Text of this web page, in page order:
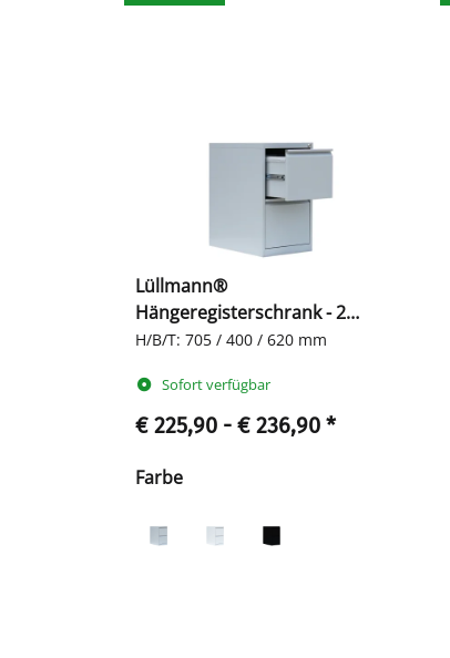
Lüllmann®
Hängeregisterschrank - 2
einbahnige Schubladen
H/B/T: 705 / 400 / 620 mm
Sofort verfügbar
€ 225,90 - € 236,90 *
Farbe